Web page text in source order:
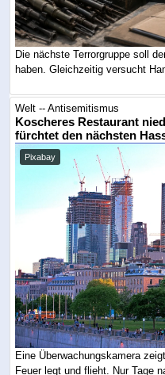
Die nächste Terrorgruppe soll
haben. Gleichzeitig versucht
Welt -- Antisemitismus
Koscheres Restaurant
fürchtet den nächsten
Pixabay
Eine Überwachungskamera
Feuer legt und flieht. Nur Tage